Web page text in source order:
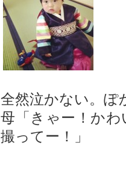
全然泣かない。ぽ
母「きゃー！か
撮ってー！」